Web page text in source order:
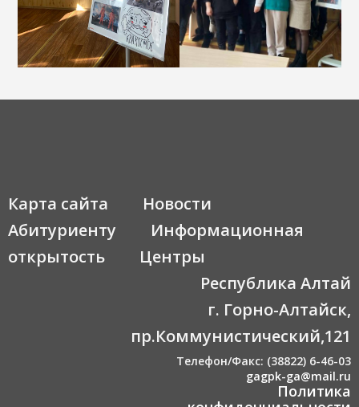
Карта сайта
Новости
Абитуриенту
Информационная
открытость
Центры
Республика Алтай
г. Горно-Алтайск,
пр.Коммунистический,121
Телефон/Факс: (38822) 6-46-03
gagpk-ga@mail.ru
Политика